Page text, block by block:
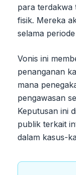
para terdakwa
fisik. Mereka
selama
Vonis ini
penanganan
mana
pengawasan
Keputusan ini
publik terkait
dalam kasus-